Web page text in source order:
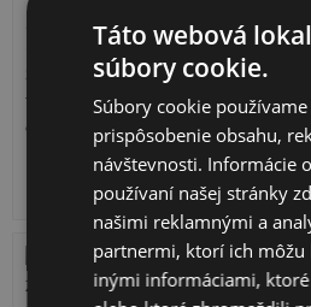
2. júla 2026
Štandardný spôsob pri založení
taký, že pred podaním do
obchodného registra je potrebné
Táto webová
súbory cookie.
Súbory cookie
prispôsobenie obsahu,
návštevnosti. Informácie
používaní našej stránky
našimi reklamnými a
partnermi, ktorí ich
inými informáciami,